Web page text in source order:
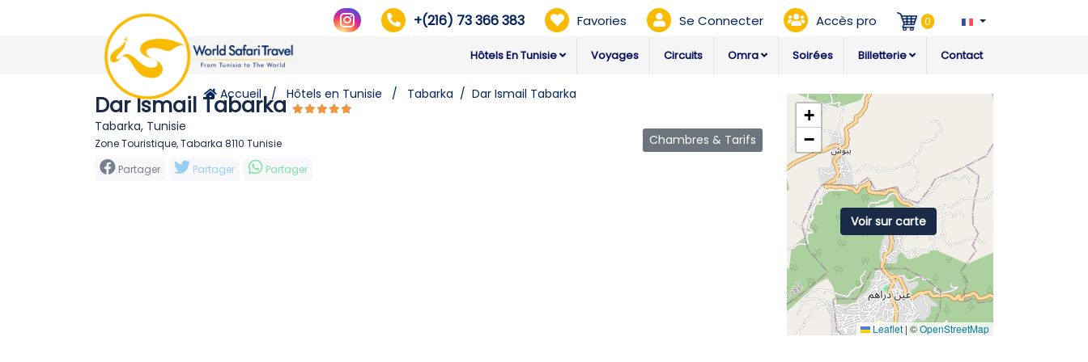
+(216) 73 366 383 Favories Se Connecter Accès pro 0
Hôtels En Tunisie Voyages Circuits Omra Soirées Billetterie Contact
Accueil Hôtels en Tunisie Tabarka Dar Ismail Tabarka
Dar Ismail Tabarka
Tabarka, Tunisie
Zone Touristique, Tabarka 8110 Tunisie
Partager
Partager Partager
Chambres & Tarifs
+
−
Leaflet | ©OpenStreetMap
Voir sur carte